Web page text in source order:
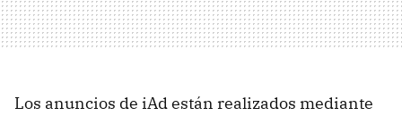
Los anuncios de iAd están realizados mediante